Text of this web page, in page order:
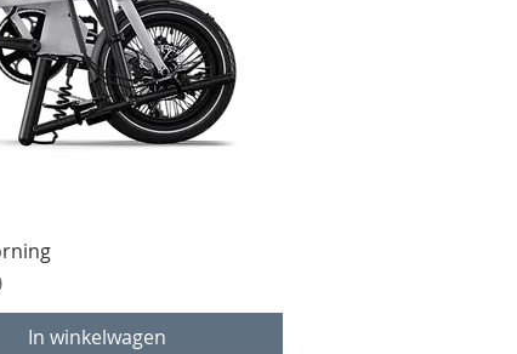
Snel overzicht
In winkelwagen